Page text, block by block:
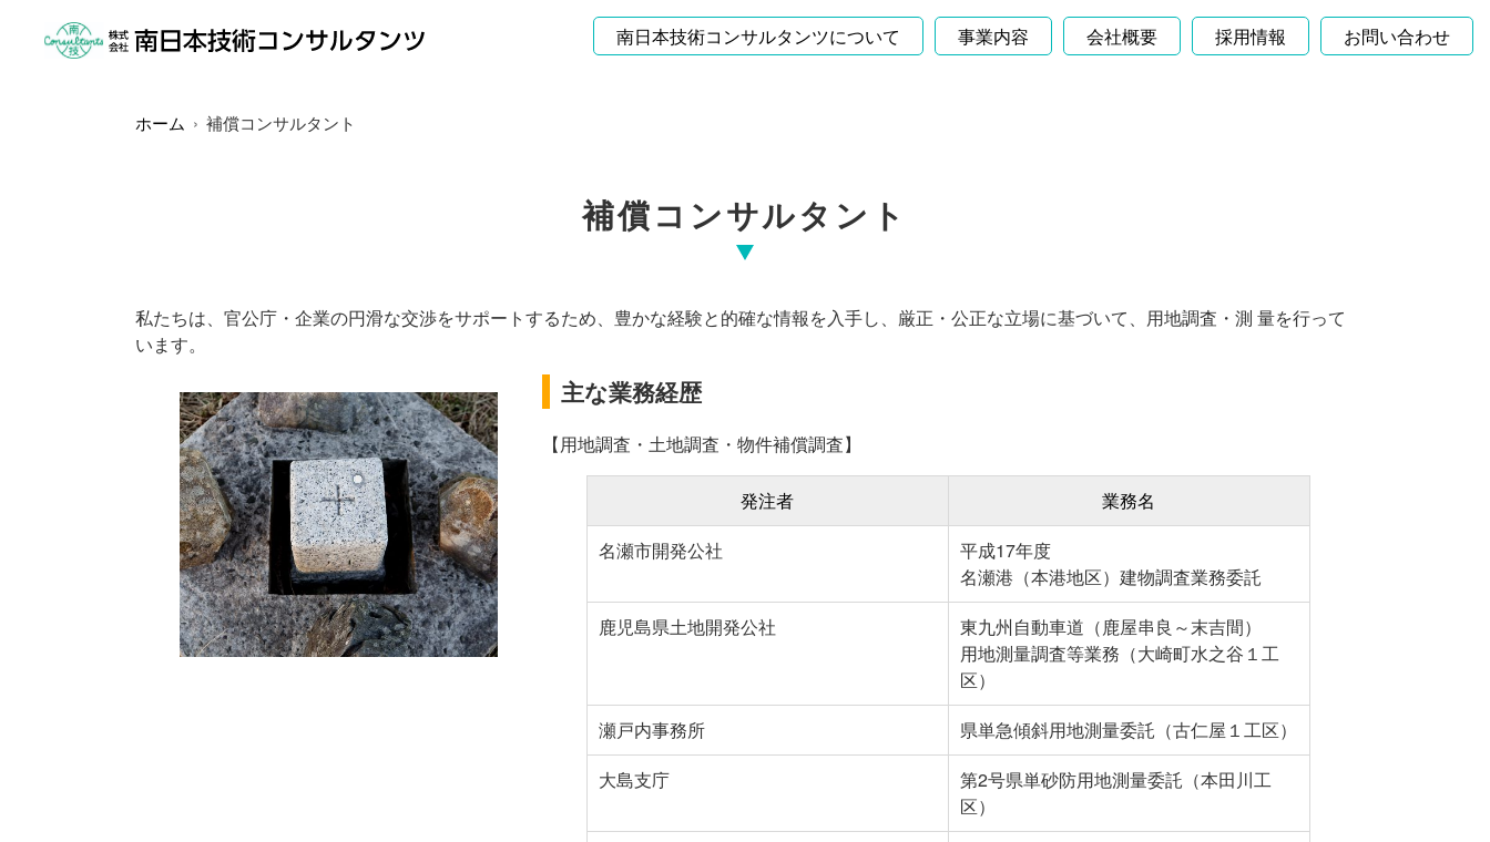
南日本技術コンサルタンツについて 事業内容 会社概要 採用情報 お問い合わせ
ホーム 補償コンサルタント
補償コンサルタント
私たちは、官公庁・企業の円滑な交渉をサポートするため、豊かな経験と的確な情報を入手し、厳正・公正な立場に基づいて、用地調査・測 量を行って
います。
主な業務経歴
【用地調査・土地調査・物件補償調査】
発注者
業務名
名瀬市開発公社
平成17年度
名瀬港（本港地区）建物調査業務委託
鹿児島県土地開発公社
東九州自動車道（鹿屋串良～末吉間）
用地測量調査等業務（大崎町水之谷１工
区）
瀬戸内事務所
県単急傾斜用地測量委託（古仁屋１工区）
大島支庁
第2号県単砂防用地測量委託（本田川工
区）